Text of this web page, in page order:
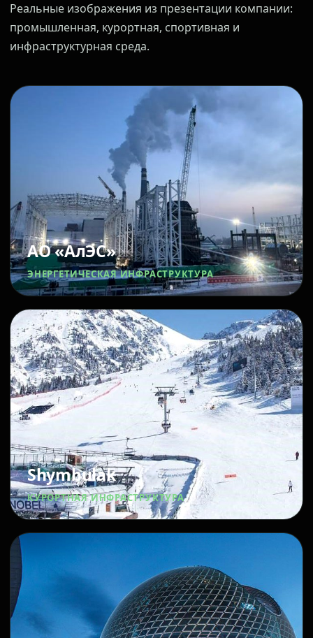
Реальные изображения из презентации компании:
промышленная, курортная, спортивная и
инфраструктурная среда.
АО «АлЭС»
ЭНЕРГЕТИЧЕСКАЯ ИНФРАСТРУКТУРА
Shymbulak
КУРОРТНАЯ ИНФРАСТРУКТУРА